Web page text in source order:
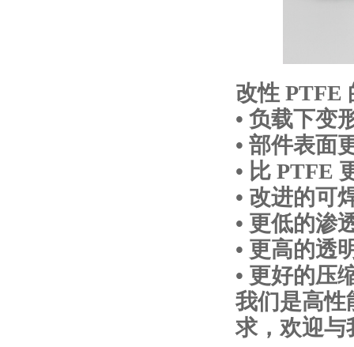
改性 PTFE
• 负载下变
• 部件表面
• 比 PTFE
• 改进的可
• 更低的渗
• 更高的透
• 更好的压
我们是高性
求，欢迎与